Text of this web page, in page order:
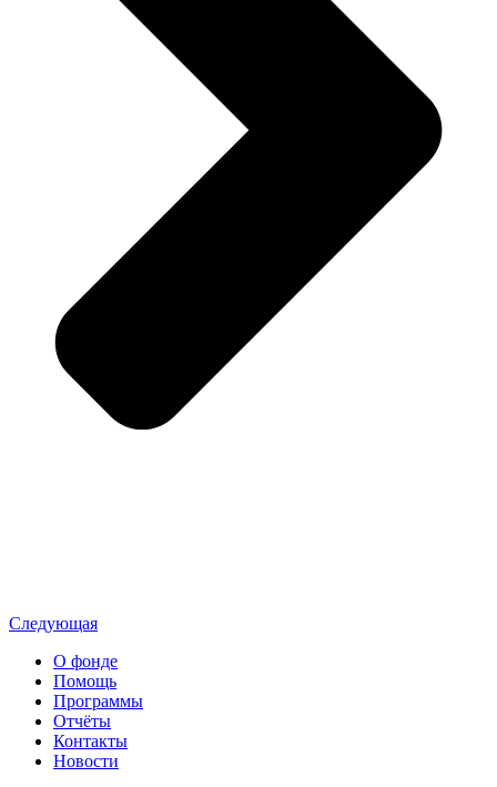
Следующая
О фонде
Помощь
Программы
Отчёты
Контакты
Новости